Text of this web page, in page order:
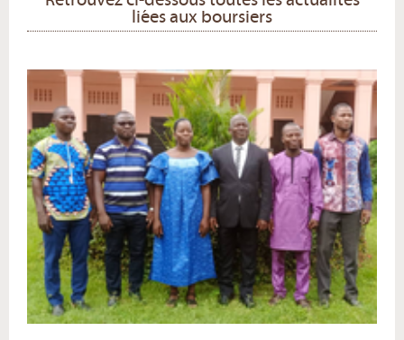
liées aux boursiers